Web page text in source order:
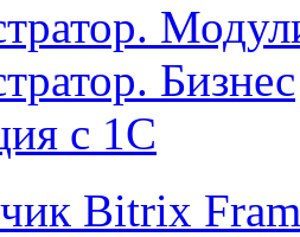
Бизнес
с 1С
Bitrix